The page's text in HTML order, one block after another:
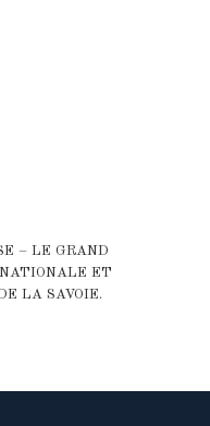
– LE GRAND
ET
LA SAVOIE.